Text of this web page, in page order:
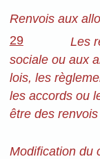
Renvois aux
29
Les
sociale ou aux
lois, les
les accords ou
être des
Modification du